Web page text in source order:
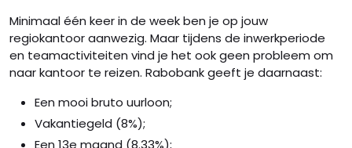
Minimaal één keer in de week ben je op jouw
regiokantoor aanwezig. Maar tijdens de inwerkperiode
en teamactiviteiten vind je het ook geen probleem om
naar kantoor te reizen. Rabobank geeft je daarnaast:
Een mooi bruto uurloon;
Vakantiegeld (8%);
Een 13e maand (8.33%);